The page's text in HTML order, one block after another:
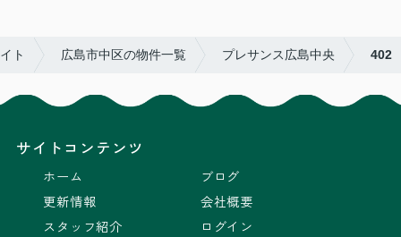
ト 広島市中区の物件一覧 プレサンス広島中央 402
サイトコンテンツ
ホーム
更新情報
スタッフ紹介
ブログ
会社概要
ログイン